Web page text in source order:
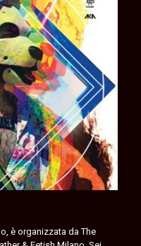
è organizzata da The